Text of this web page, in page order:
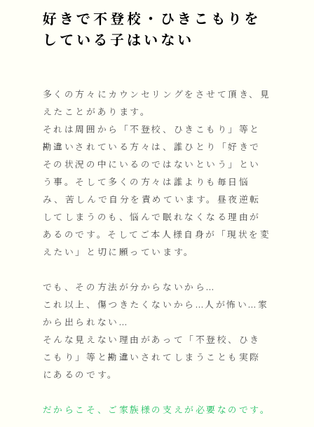
好きで不登校・ひきこもりを
している子はいない
多くの方々にカウンセリングをさせて頂き、見
えたことがあります。
それは周囲から「不登校、ひきこもり」等と
勘違いされている方々は、誰ひとり「好きで
その状況の中にいるのではないという」とい
う事。そして多くの方々は誰よりも毎日悩
み、苦しんで自分を責めています。昼夜逆転
してしまうのも、悩んで眠れなくなる理由が
あるのです。そしてご本人様自身が「現状を変
えたい」と切に願っています。
でも、その方法が分からないから…
これ以上、傷つきたくないから…人が怖い…家
から出られない…
そんな見えない理由があって「不登校、ひき
こもり」等と勘違いされてしまうことも実際
にあるのです。
だからこそ、ご家族様の支えが必要なのです。